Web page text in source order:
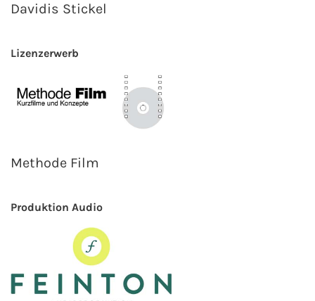
Davidis Stickel
Lizenzerwerb
Methode Film
Produktion Audio